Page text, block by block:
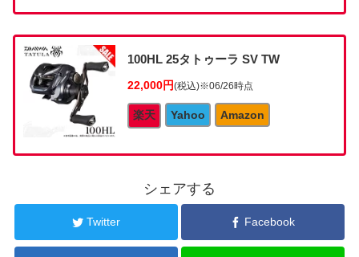
100HL 25タトゥーラ SV TW
22,000円(税込)※06/26時点
楽天 Yahoo Amazon
シェアする
Twitter Facebook